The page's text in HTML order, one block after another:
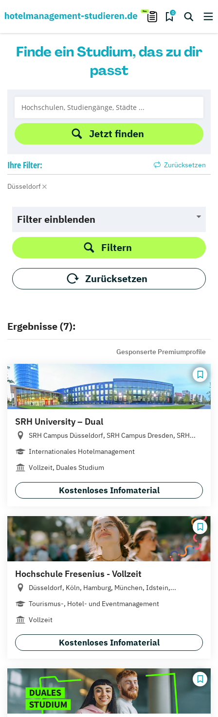
0
Finde ein Studium, das zu dir
passt
Jetzt finden
Ihre Filter: Zurücksetzen
Düsseldorf
Filter einblenden
Filtern
Zurücksetzen
Ergebnisse (7):
Gesponserte Premiumprofile
SRH University – Dual
SRH Campus Düsseldorf, SRH Campus Dresden, SRH...
Internationales Hotelmanagement
Vollzeit, Duales Studium
Kostenloses Infomaterial
Hochschule Fresenius - Vollzeit
Düsseldorf, Köln, Hamburg, München, Idstein,...
Tourismus-, Hotel- und Eventmanagement
Vollzeit
Kostenloses Infomaterial